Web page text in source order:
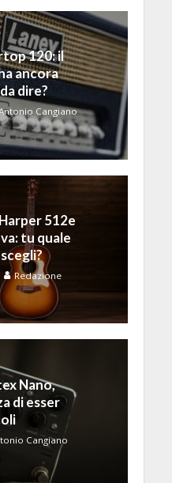
120: il
ancora
dire?
Cangiano
512e
tu quale
Redazione
Nano,
di esser
Cangiano